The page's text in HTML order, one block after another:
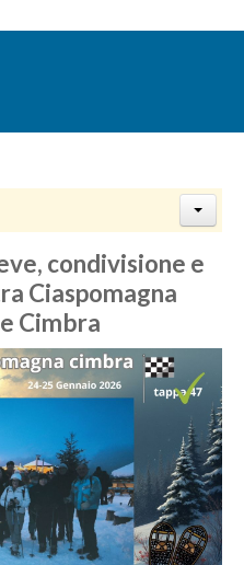
condivisione e
Ciaspomagna
Cimbra